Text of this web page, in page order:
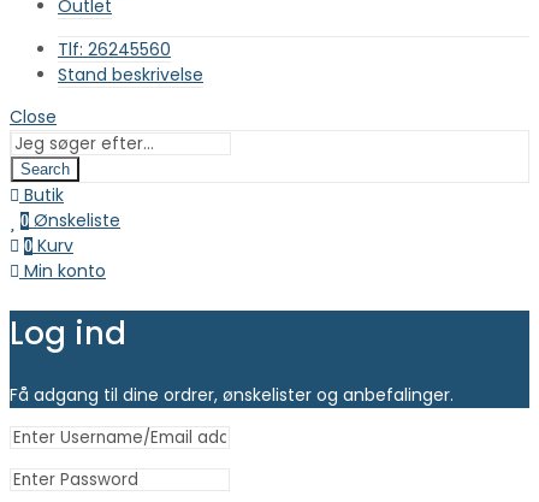
Outlet
Tlf: 26245560
Stand beskrivelse
Close
Search
Butik
0 Ønskeliste
0 Kurv
Min konto
Log ind
Få adgang til dine ordrer, ønskelister og anbefalinger.